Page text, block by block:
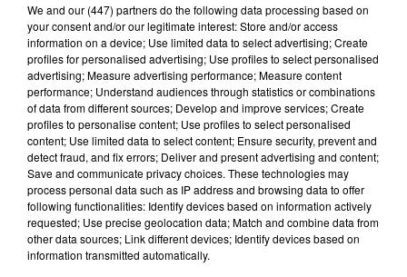
Lecture (4 min 1 sec)
100%
100% Radio les infos de l'Aude
We and our (447) partnersdo the following data processing based on
your consent and/or our legitimate interest: Store and/or access
information on a device; Use limited data to select advertising; Create
profiles for personalised advertising; Use profiles to select personalised
advertising; Measure advertising performance; Measure content
performance; Understand audiences through statistics or combinations
of data from different sources; Develop and improve services; Create
profiles to personalise content; Use profiles to select personalised
content; Use limited data to select content; Ensure security, prevent and
detect fraud, and fix errors; Deliver and present advertising and content;
Save and communicate privacy choices. These technologies may
process personal data such as IP address and browsing data to offer
following functionalities: Identify devices based on information actively
requested; Use precise geolocation data; Match and combine data from
other data sources; Link different devices; Identify devices based on
information transmitted automatically.